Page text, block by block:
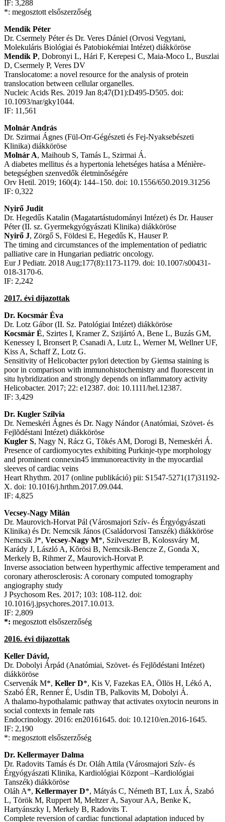
IF: 3,288
*: megosztott elsőszerzőség
Mendik Péter
Dr. Csermely Péter és Dr. Veres Dániel (Orvosi Vegytani,
Molekuláris Biológiai és Patobiokémiai Intézet) diákköröse
Mendik P, Dobronyi L, Hári F, Kerepesi C, Maia-Moco L, Buszlai
D, Csermely P, Veres DV
Translocatome: a novel resource for the analysis of protein
translocation between cellular organelles.
Nucleic Acids Res. 2019 Jan 8;47(D1):D495-D505. doi:
10.1093/nar/gky1044.
IF: 11,561
Molnár András
Dr. Szirmai Ágnes (Fül-Orr-Gégészeti és Fej-Nyaksebészeti
Klinika) diákköröse
Molnár A, Maihoub S, Tamás L, Szirmai Á.
A diabetes mellitus és a hypertonia lehetséges hatása a Ménière-
betegségben szenvedők életminőségére
Orv Hetil. 2019; 160(4): 144–150. doi: 10.1556/650.2019.31256
IF: 0,322
Nyirő Judit
Dr. Hegedűs Katalin (Magatartástudományi Intézet) és Dr. Hauser
Péter (II. sz. Gyermekgyógyászati Klinika) diákköröse
Nyirő J, Zörgő S, Földesi E, Hegedűs K, Hauser P.
The timing and circumstances of the implementation of pediatric
palliative care in Hungarian pediatric oncology.
Eur J Pediatr. 2018 Aug;177(8):1173-1179. doi: 10.1007/s00431-
018-3170-6.
IF: 2,242
2017. évi díjazottak
Dr. Kocsmár Éva
Dr. Lotz Gábor (II. Sz. Patológiai Intézet) diákköröse
Kocsmár É, Szirtes I, Kramer Z, Szijártó A, Bene L, Buzás GM,
Kenessey I, Bronsert P, Csanadi A, Lutz L, Werner M, Wellner UF,
Kiss A, Schaff Z, Lotz G.
Sensitivity of Helicobacter pylori detection by Giemsa staining is
poor in comparison with immunohistochemistry and fluorescent in
situ hybridization and strongly depends on inflammatory activity
Helicobacter. 2017; 22: e12387. doi: 10.1111/hel.12387.
IF: 3,429
Dr. Kugler Szilvia
Dr. Nemeskéri Ágnes és Dr. Nagy Nándor (Anatómiai, Szövet- és
Fejlõdéstani Intézet) diákköröse
Kugler S, Nagy N, Rácz G, Tõkés AM, Dorogi B, Nemeskéri Á.
Presence of cardiomyocytes exhibiting Purkinje-type morphology
and prominent connexin45 immunoreactivity in the myocardial
sleeves of cardiac veins
Heart Rhythm. 2017 (online publikáció) pii: S1547-5271(17)31192-
X. doi: 10.1016/j.hrthm.2017.09.044.
IF: 4,825
Vecsey-Nagy Milán
Dr. Maurovich-Horvat Pál (Városmajori Szív- és Érgyógyászati
Klinika) és Dr. Nemcsik János (Családorvosi Tanszék) diákköröse
Nemcsik J*, Vecsey-Nagy M*, Szilveszter B, Kolossváry M,
Karády J, László A, Kõrösi B, Nemcsik-Bencze Z, Gonda X,
Merkely B, Rihmer Z, Maurovich-Horvat P.
Inverse association between hyperthymic affective temperament and
coronary atherosclerosis: A coronary computed tomography
angiography study
J Psychosom Res. 2017; 103: 108-112. doi:
10.1016/j.jpsychores.2017.10.013.
IF: 2,809
*: megosztott elsőszerzőség
2016. évi díjazottak
Keller Dávid,
Dr. Dobolyi Árpád (Anatómiai, Szövet- és Fejlõdéstani Intézet)
diákköröse
Cservenák M*, Keller D*, Kis V, Fazekas EA, Öllös H, Lékó A,
Szabó ÉR, Renner É, Usdin TB, Palkovits M, Dobolyi Á.
A thalamo-hypothalamic pathway that activates oxytocin neurons in
social contexts in female rats
Endocrinology. 2016: en20161645. doi: 10.1210/en.2016-1645.
IF: 2,190
*: megosztott elsőszerzőség
Dr. Kellermayer Dalma
Dr. Radovits Tamás és Dr. Oláh Attila (Városmajori Szív- és
Érgyógyászati Klinika, Kardiológiai Központ –Kardiológiai
Tanszék) diákköröse
Oláh A*, Kellermayer D*, Mátyás C, Németh BT, Lux Á, Szabó
L, Török M, Ruppert M, Meltzer A, Sayour AA, Benke K,
Hartyánszky I, Merkely B, Radovits T.
Complete reversion of cardiac functional adaptation induced by